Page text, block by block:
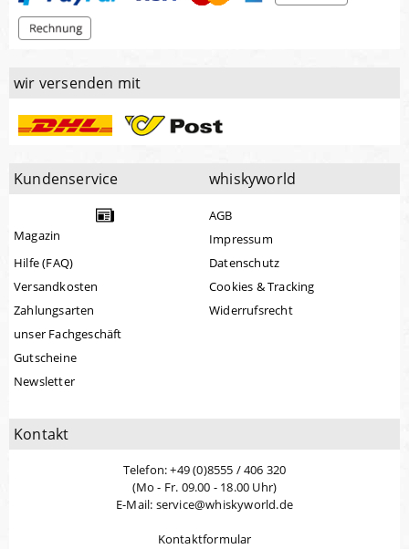
wir versenden mit
Kundenservice
Magazin
Hilfe (FAQ)
Versandkosten
Zahlungsarten
unser Fachgeschäft
Gutscheine
Newsletter
whiskyworld
AGB
Impressum
Datenschutz
Cookies & Tracking
Widerrufsrecht
Kontakt
Telefon: +49 (0)8555 / 406 320
(Mo - Fr. 09.00 - 18.00 Uhr)
E-Mail: service@whiskyworld.de
Kontaktformular